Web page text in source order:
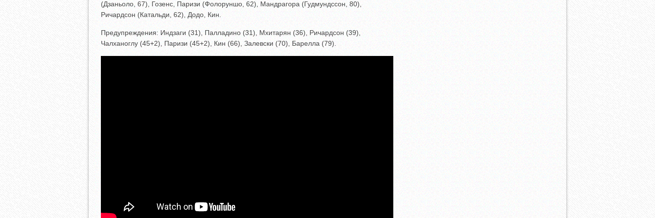
(Дзаньоло, 67), Гозенс, Паризи (Фолоруншо, 62), Мандрагора (Гудмундссон, 80),
Ричардсон (Катальди, 62), Додо, Кин.
Предупреждения: Индзаги (31), Палладино (31), Мхитарян (36), Ричардсон (39),
Чалханоглу (45+2), Паризи (45+2), Кин (66), Залевски (70), Барелла (79).